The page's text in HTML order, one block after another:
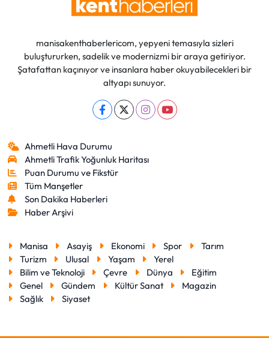
manisakenthaberlericom, yepyeni temasıyla sizleri
buluştururken, sadelik ve modernizmi bir araya getiriyor.
Şatafattan kaçınıyor ve insanlara haber okuyabilecekleri bir
altyapı sunuyor.
Ahmetli Hava Durumu
Ahmetli Trafik Yoğunluk Haritası
Puan Durumu ve Fikstür
Tüm Manşetler
Son Dakika Haberleri
Haber Arşivi
Manisa Asayiş Ekonomi Spor
Tarım
Turizm
Ulusal Yaşam
Yerel
Bilim ve Teknoloji
Çevre Dünya
Eğitim
Genel
Gündem Kültür Sanat
Magazin
Sağlık
Siyaset